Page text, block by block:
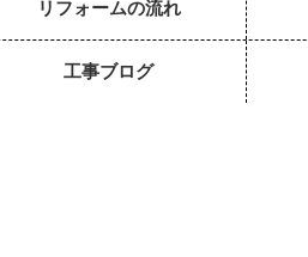
リフォームの流れ
工事ブログ